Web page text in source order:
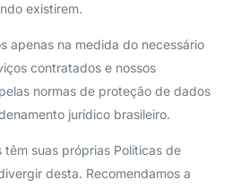
existirem.
apenas na medida do necessário
contratados e nossos
normas de proteção de dados
jurídico brasileiro.
têm suas próprias Políticas de
desta. Recomendamos a